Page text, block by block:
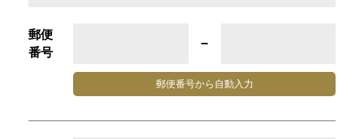
郵便
番号
−
郵便番号から 自動入力